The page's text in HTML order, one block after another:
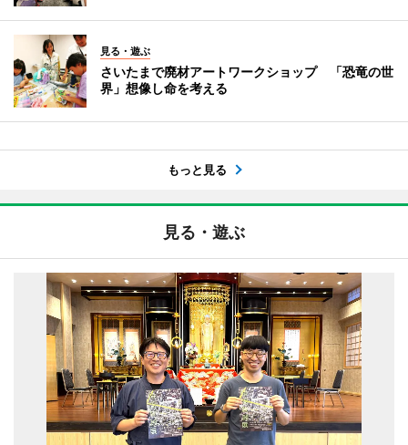
見る・遊ぶ
さいたまで廃材アートワークショップ 「恐竜の世
界」想像し命を考える
もっと見る
見る・遊ぶ